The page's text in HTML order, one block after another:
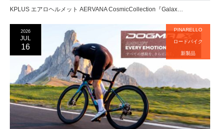
KPLUS エアロヘルメット AERVANA CosmicCollection『Galax…
2026
JUL
16
PINARELLO
ロードバイク
新製品